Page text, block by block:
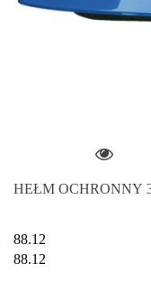
HEŁM OCHRONNY
88.12
88.12